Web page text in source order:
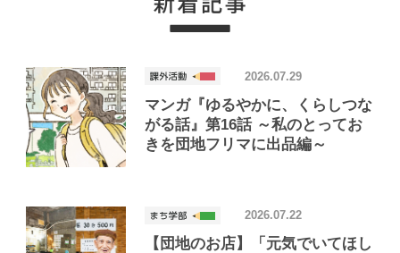
マンガ『ゆるやかに、くらしつな
がる話』第16話 ～私のとってお
きを団地フリマに出品編～
2026.07.29
【団地のお店】「元気でいてほし
2026.07.22